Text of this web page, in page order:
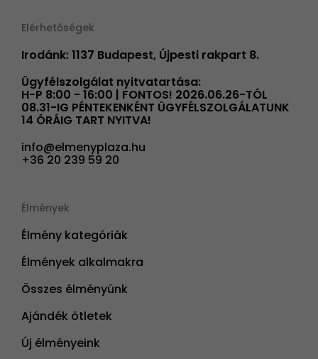
Elérhetőségek
Irodánk: 1137 Budapest, Újpesti rakpart 8.
Ügyfélszolgálat nyitvatartása:
H-P 8:00 - 16:00 | FONTOS! 2026.06.26-TÓL
08.31-IG PÉNTEKENKÉNT ÜGYFÉLSZOLGÁLATUNK
14 ÓRÁIG TART NYITVA!
info@elmenyplaza.hu
+36 20 239 59 20
Élmények
Élmény kategóriák
Élmények alkalmakra
Összes élményünk
Ajándék ötletek
Új élményeink